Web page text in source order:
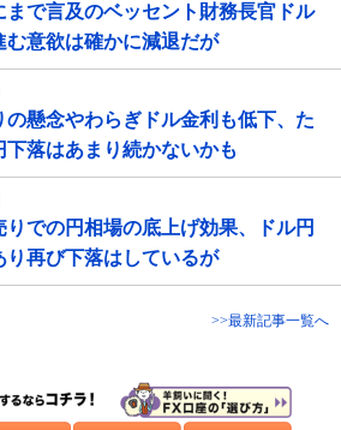
で言及のベッセント財務長官ドル
む意欲は確かに減退だが
懸念やわらぎドル金利も低下、た
落はあまり続かないかも
での円相場の底上げ効果、ドル円
り再び下落はしているが
>>最新記事一覧へ